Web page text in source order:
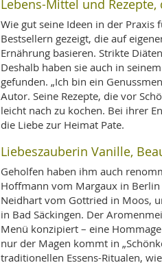
MUND UND ZÄHNE
PRÄVENTION UND ALTER
SYMPTOME UND DIAGNOSE
VITAMINE UND
WISSENSCHAFT UND
Lebens-Mittel und
Wie gut seine Ideen in der Praxis
Bestsellern gezeigt, die auf
Ernährung basieren. Strikte
Deshalb haben sie auch in
gefunden. „Ich bin ein
Autor. Seine Rezepte, die vor
leicht nach zu kochen. Bei ihrer
die Liebe zur Heimat Pate.
Liebeszauberin Vanille,
Geholfen haben ihm auch
Hoffmann vom Margaux in Berlin
Neidhart vom Gottried in Moos,
in Bad Säckingen. Der
Menü konzipiert – eine
nur der Magen kommt in
traditionellen Essens-Ritualen,